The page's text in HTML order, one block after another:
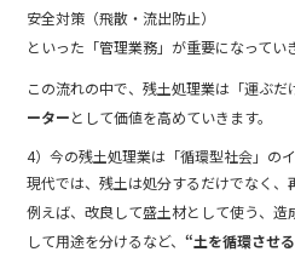
安全対策（飛散・流出防止）
といった「管理業務」が重要になってい
この流れの中で、残土処理業は「運ぶだ
ーターとして価値を高めていきます。
4）今の残土処理業は「循環型社会」の
現代では、残土は処分するだけでなく、
例えば、改良して盛土材として使う、造
して用途を分けるなど、“土を循環させ